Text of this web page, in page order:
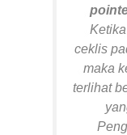
ceklis
maka
terlihat